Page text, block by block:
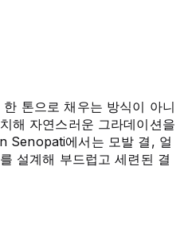
톤으로 채우는 방식이 아니
해 자연스러운 그라데이션을
Senopati에서는 모발 결, 얼
설계해 부드럽고 세련된 결